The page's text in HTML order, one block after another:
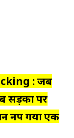
: जब
सड़कों पर
नप गया एक